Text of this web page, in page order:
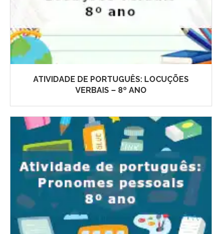
ATIVIDADE DE PORTUGUÊS: LOCUÇÕES
VERBAIS – 8º ANO